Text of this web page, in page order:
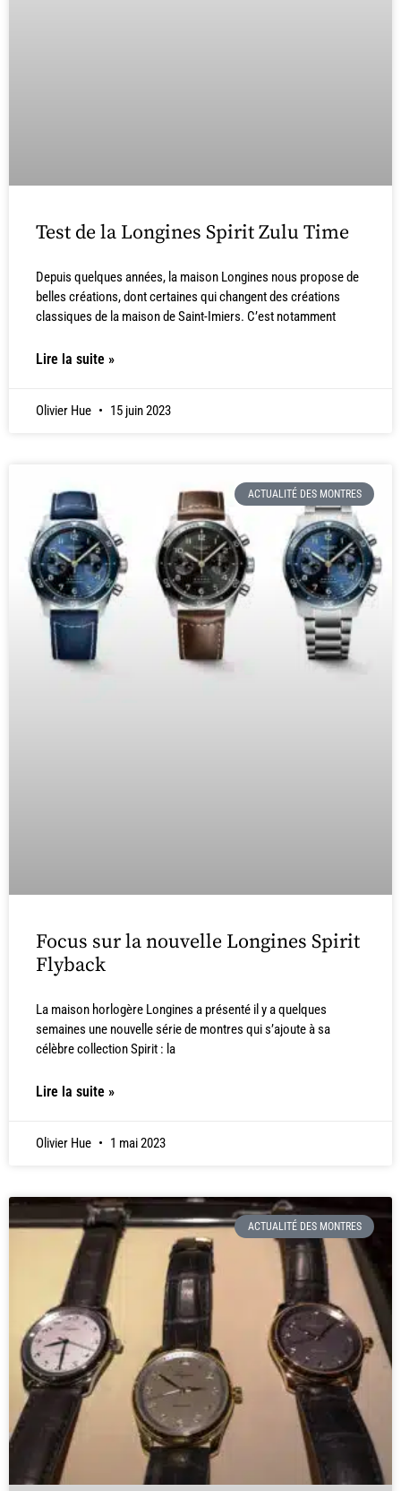
Test de la Longines Spirit Zulu Time
Depuis quelques années, la maison Longines nous propose de
belles créations, dont certaines qui changent des créations
classiques de la maison de Saint-Imiers. C’est notamment
Lire la suite »
Olivier Hue 15 juin 2023
ACTUALITÉ DES MONTRES
Focus sur la nouvelle Longines Spirit
Flyback
La maison horlogère Longines a présenté il y a quelques
semaines une nouvelle série de montres qui s’ajoute à sa
célèbre collection Spirit : la
Lire la suite »
Olivier Hue 1 mai 2023
ACTUALITÉ DES MONTRES